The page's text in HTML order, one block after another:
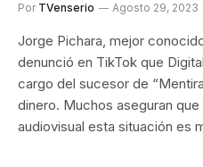
Por TVenserio Agosto 29, 2023
Jorge Pichara, mejor
denunció en TikTok que
cargo del sucesor de
dinero. Muchos aseguran
audiovisual esta situación es